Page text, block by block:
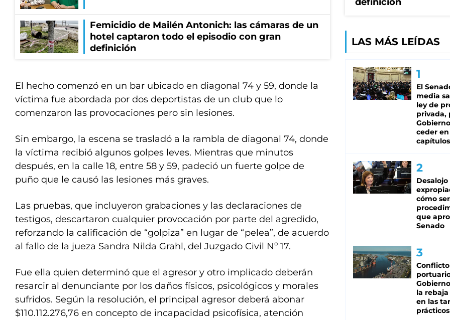
Femicidio de Mailén Antonich: las cámaras de un
hotel captaron todo el episodio con gran
definición
El hecho comenzó en un bar ubicado en diagonal 74 y 59, donde la
víctima fue abordada por dos deportistas de un club que lo
comenzaron las provocaciones pero sin lesiones.
Sin embargo, la escena se trasladó a la rambla de diagonal 74, donde
la víctima recibió algunos golpes leves. Mientras que minutos
después, en la calle 18, entre 58 y 59, padeció un fuerte golpe de
puño que le causó las lesiones más graves.
Las pruebas, que incluyeron grabaciones y las declaraciones de
testigos, descartaron cualquier provocación por parte del agredido,
reforzando la calificación de “golpiza” en lugar de “pelea”, de acuerdo
al fallo de la jueza Sandra Nilda Grahl, del Juzgado Civil Nº 17.
Fue ella quien determinó que el agresor y otro implicado deberán
resarcir al denunciante por los daños físicos, psicológicos y morales
sufridos. Según la resolución, el principal agresor deberá abonar
$110.112.276,76 en concepto de incapacidad psicofísica, atención
LAS MÁS LEÍDAS
El
media
ley de
privada,
ceder
capítulos
cómo
que
Senado
Conflicto
la rebaja
en las
prácticos